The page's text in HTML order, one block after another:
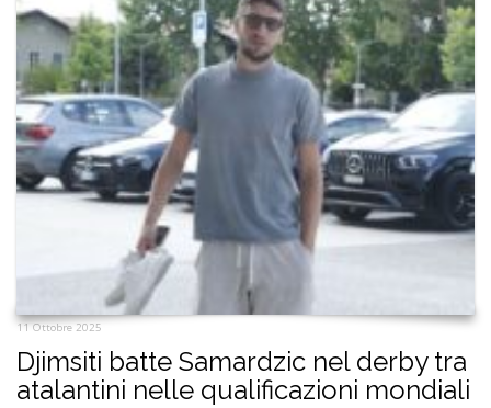
11 Ottobre 2025
Djimsiti batte Samardzic nel derby tra
atalantini nelle qualificazioni mondiali